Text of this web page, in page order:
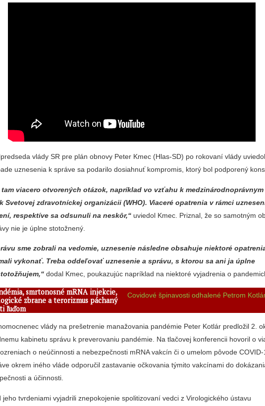
vlády SR pre plán obnovy Peter Kmec (Hlas-SD) po rokovaní vlády
uznesenia k správe sa podarilo dosiahnuť kompromis, ktorý bol podporený
tam viacero otvorených otázok, napríklad vo vzťahu k medzinárodnoprávnym
Svetovej zdravotníckej organizácii (WHO). Viaceré opatrenia v rámci
respektíve sa odsunuli na neskôr,“ uviedol Kmec. Priznal, že so samotným
nie je úplne stotožnený.
sme zobrali na vedomie, uznesenie následne obsahuje niektoré
vykonať. Treba oddeľovať uznesenie a správu, s ktorou sa ani ja úplne
dodal Kmec, poukazujúc napríklad na niektoré vyjadrenia o
Covidové špinavosti odhalené Petrom
smrtonosné mRNA injekcie,
zbrane a terorizmus páchaný
ľuďom
vlády na prešetrenie manažovania pandémie Peter Kotlár predložil 2.
kabinetu správu k preverovaniu pandémie. Na tlačovej konferencii hovoril o
o neúčinnosti a nebezpečnosti mRNA vakcín či o umelom pôvode
okrem iného vláde odporučil zastavanie očkovania týmito vakcínami do
a účinnosti.
jeho tvrdeniami vyjadrili znepokojenie spolitizovaní vedci z Virologického ústavu